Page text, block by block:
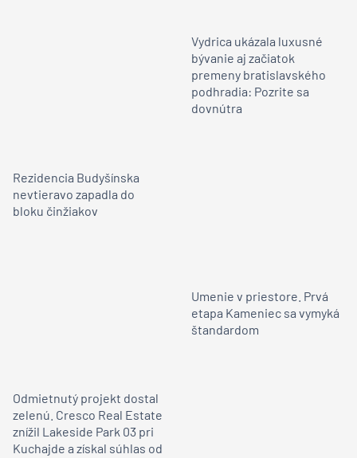
Vydrica ukázala luxusné
bývanie aj začiatok
premeny bratislavského
podhradia: Pozrite sa
dovnútra
Rezidencia Budyšínska
nevtieravo zapadla do
bloku činžiakov
Umenie v priestore. Prvá
etapa Kameniec sa vymyká
štandardom
Odmietnutý projekt dostal
zelenú. Cresco Real Estate
znížil Lakeside Park 03 pri
Kuchajde a získal súhlas od